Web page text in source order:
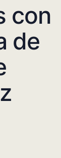
con
de